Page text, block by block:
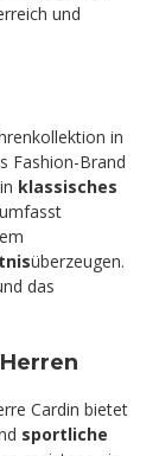
und
in
Fashion-Brand
klassisches
überzeugen.
das
Cardin bietet
sportliche